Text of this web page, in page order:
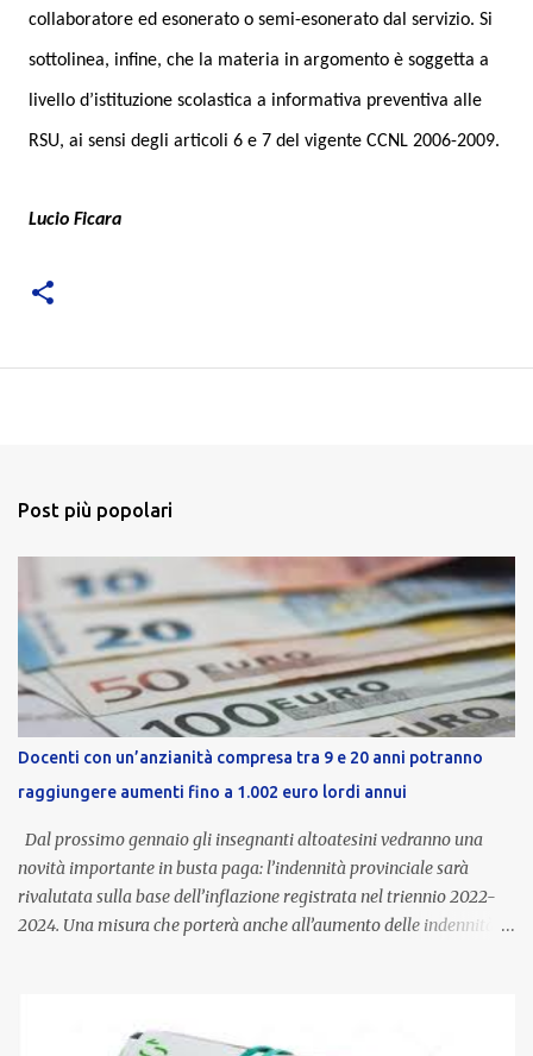
collaboratore ed esonerato o semi-esonerato dal servizio. Si
sottolinea, infine, che la materia in argomento è soggetta a
livello d’istituzione scolastica a informativa preventiva alle
RSU, ai sensi degli articoli 6 e 7 del vigente CCNL 2006-2009.
Lucio Ficara
Post più popolari
Docenti con un’anzianità compresa tra 9 e 20 anni potranno
raggiungere aumenti fino a 1.002 euro lordi annui
Dal prossimo gennaio gli insegnanti altoatesini vedranno una
novità importante in busta paga: l’indennità provinciale sarà
rivalutata sulla base dell’inflazione registrata nel triennio 2022-
2024. Una misura che porterà anche all’aumento delle indennità di
dedicato alle donne vittime di violenza di genere, in linea con la